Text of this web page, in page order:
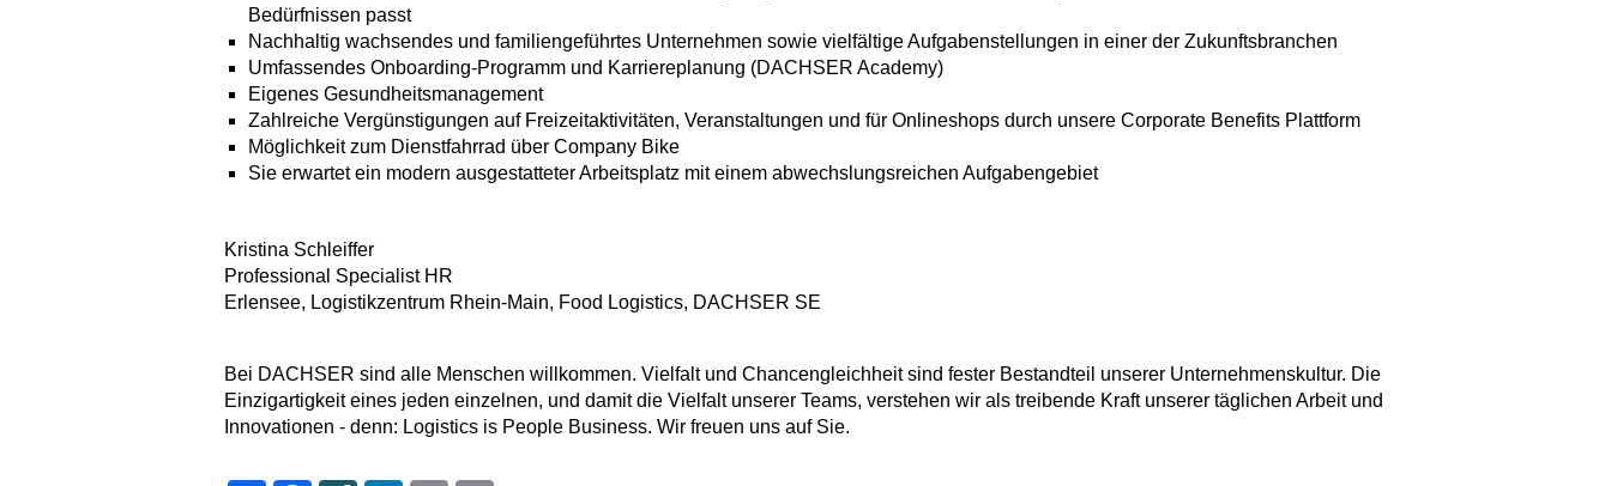
Bedürfnissen passt
Nachhaltig wachsendes und familiengeführtes Unternehmen sowie vielfältige Aufgabenstellungen in einer der Zukunftsbranchen
Umfassendes Onboarding-Programm und Karriereplanung (DACHSER Academy)
Eigenes Gesundheitsmanagement
Zahlreiche Vergünstigungen auf Freizeitaktivitäten, Veranstaltungen und für Onlineshops durch unsere Corporate Benefits Plattform
Möglichkeit zum Dienstfahrrad über Company Bike
Sie erwartet ein modern ausgestatteter Arbeitsplatz mit einem abwechslungsreichen Aufgabengebiet
Kristina Schleiffer
Professional Specialist HR
Erlensee, Logistikzentrum Rhein-Main, Food Logistics, DACHSER SE
Bei DACHSER sind alle Menschen willkommen. Vielfalt und Chancengleichheit sind fester Bestandteil unserer Unternehmenskultur. Die
Einzigartigkeit eines jeden einzelnen, und damit die Vielfalt unserer Teams, verstehen wir als treibende Kraft unserer täglichen Arbeit und
Innovationen - denn: Logistics is People Business. Wir freuen uns auf Sie.